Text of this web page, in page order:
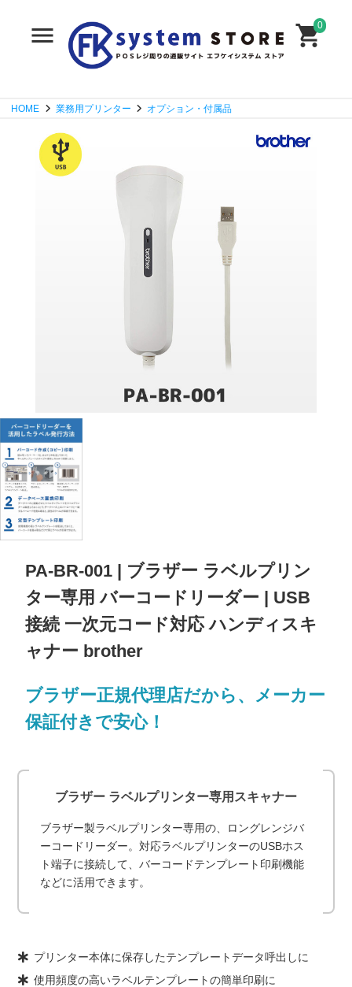
0
HOME 業務用プリンター オプション・付属品
PA-BR-001 | ブラザー ラベルプリン
ター専用 バーコードリーダー | USB
接続 一次元コード対応 ハンディスキ
ャナー brother
ブラザー正規代理店だから、メーカー
保証付きで安心！
ブラザー ラベルプリンター専用スキャナー
ブラザー製ラベルプリンター専用の、ロングレンジバ
ーコードリーダー。対応ラベルプリンターのUSBホス
ト端子に接続して、バーコードテンプレート印刷機能
などに活用できます。
プリンター本体に保存したテンプレートデータ呼出しに
使用頻度の高いラベルテンプレートの簡単印刷に